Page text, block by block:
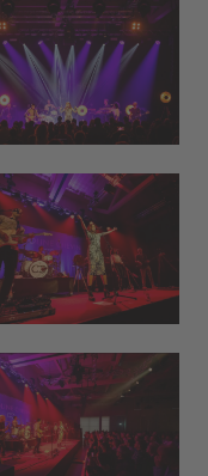
23.10
17.60
24 h
morgen 07:00
morgen 11:15